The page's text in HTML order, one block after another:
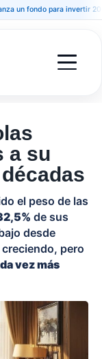
un fondo para invertir 200
a su
el peso de las
de sus
desde
pero
vez más